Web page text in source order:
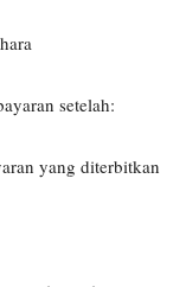
setelah:
yang diterbitkan